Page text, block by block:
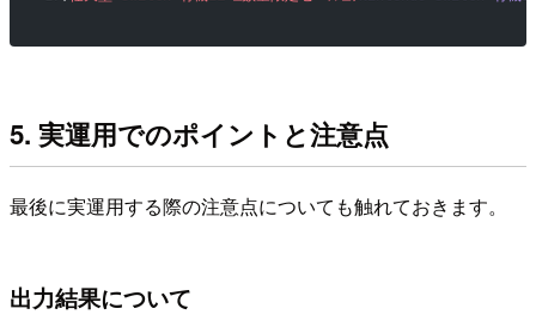
5. 実運用でのポイントと注意点
最後に実運用する際の注意点についても触れておきます。
出力結果について